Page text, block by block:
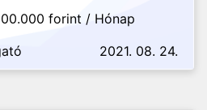
forint / Hónap
2021. 08. 24.